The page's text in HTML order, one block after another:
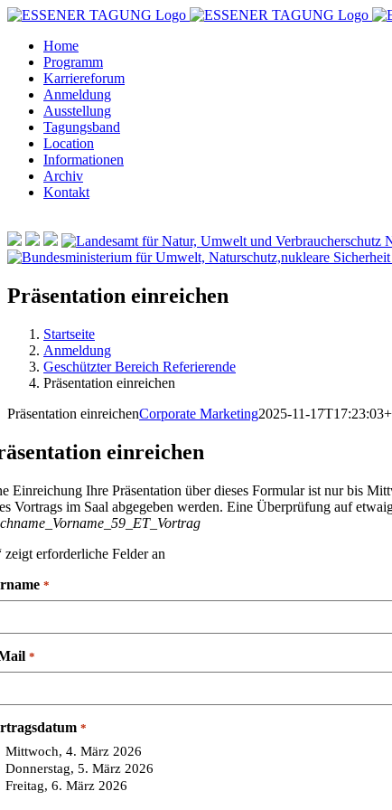
Zum
springenHome
Programm
Karriereforum
Anmeldung
Ausstellung
Tagungsband
Location
Informationen
Archiv
Kontakt
Präsentation einreichen
Startseite
Anmeldung
Geschützter Bereich Referierende
Präsentation einreichen
Präsentation einreichenCorporate Marketing2025-11-
einreichen
Einreichung Ihre Präsentation über dieses Formular ist nur bis
Vortrags im Saal abgegeben werden. Eine Überprüfung auf
zeigt erforderliche Felder an
*
*
*
Mittwoch, 4. März 2026
Donnerstag, 5. März 2026
Freitag, 6. März 2026